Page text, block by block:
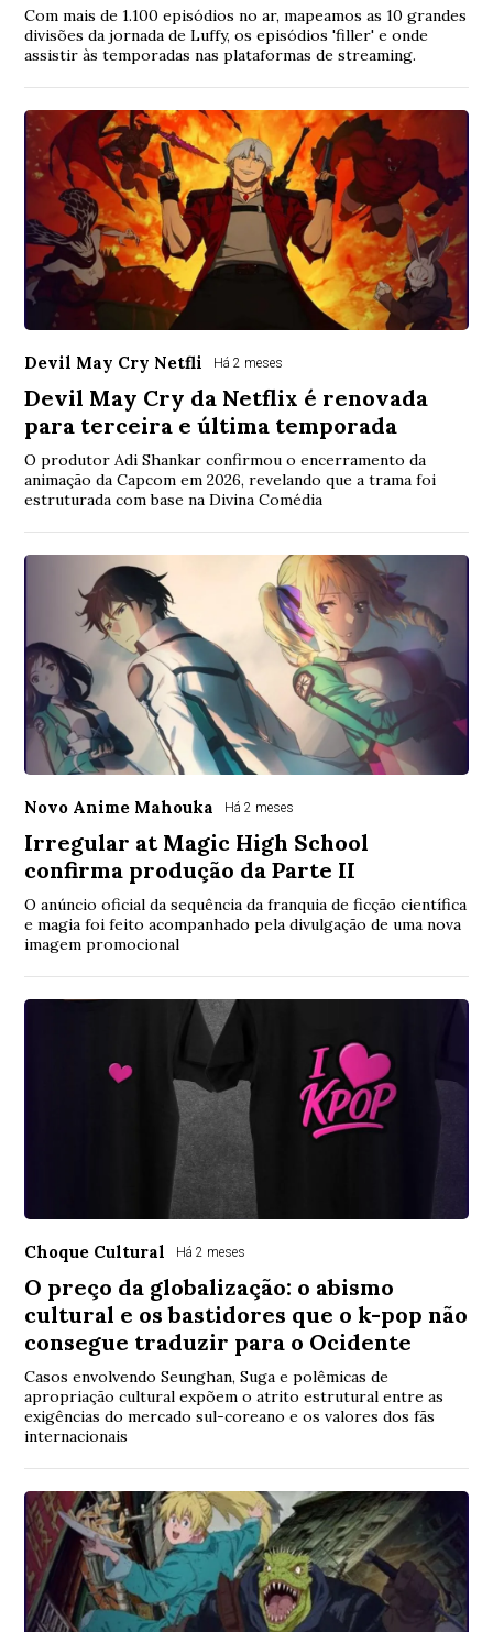
Com mais de 1.100 episódios no ar, mapeamos as 10 grandes
divisões da jornada de Luffy, os episódios 'filler' e onde
assistir às temporadas nas plataformas de streaming.
Devil May Cry Netfli Há 2 meses
Devil May Cry da Netflix é renovada
para terceira e última temporada
O produtor Adi Shankar confirmou o encerramento da
animação da Capcom em 2026, revelando que a trama foi
estruturada com base na Divina Comédia
Novo Anime Mahouka Há 2 meses
Irregular at Magic High School
confirma produção da Parte II
O anúncio oficial da sequência da franquia de ficção científica
e magia foi feito acompanhado pela divulgação de uma nova
imagem promocional
Choque Cultural Há 2 meses
O preço da globalização: o abismo
cultural e os bastidores que o k-pop não
consegue traduzir para o Ocidente
Casos envolvendo Seunghan, Suga e polêmicas de
apropriação cultural expõem o atrito estrutural entre as
exigências do mercado sul-coreano e os valores dos fãs
internacionais